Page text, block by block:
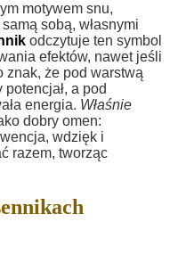
motywem snu,
sobą, własnymi
odczytuje ten symbol
efektów, nawet jeśli
znak, że pod warstwą
a pod
energia. Właśnie
dobry omen:
wdzięk i
razem, tworząc